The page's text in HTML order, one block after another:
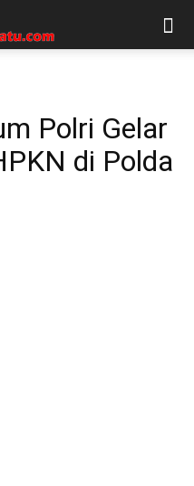
Polri Gelar
di Polda